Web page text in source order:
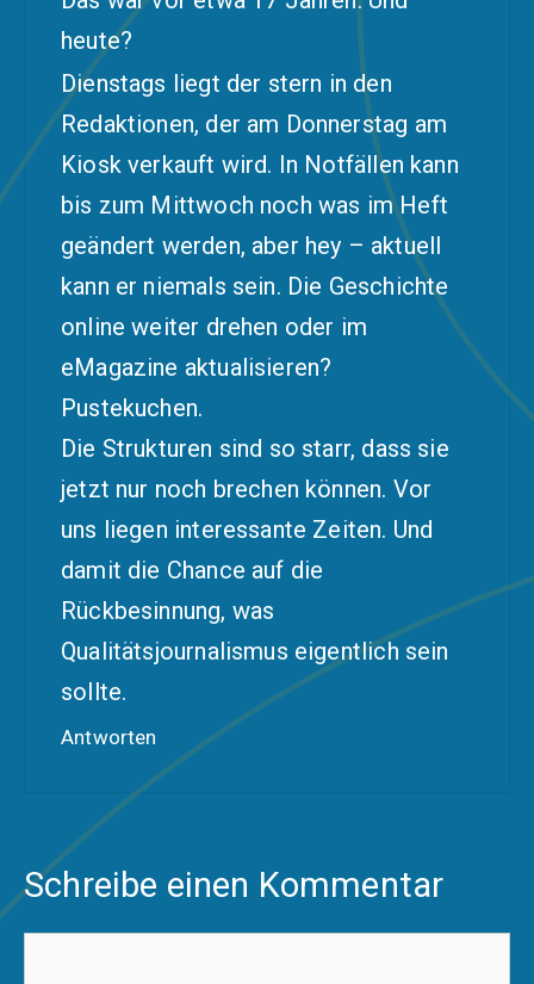
heute?
Dienstags liegt der stern in den
Redaktionen, der am Donnerstag am
Kiosk verkauft wird. In Notfällen kann
bis zum Mittwoch noch was im Heft
geändert werden, aber hey – aktuell
kann er niemals sein. Die Geschichte
online weiter drehen oder im
eMagazine aktualisieren?
Pustekuchen.
Die Strukturen sind so starr, dass sie
jetzt nur noch brechen können. Vor
uns liegen interessante Zeiten. Und
damit die Chance auf die
Rückbesinnung, was
Qualitätsjournalismus eigentlich sein
sollte.
Antworten
Schreibe einen Kommentar